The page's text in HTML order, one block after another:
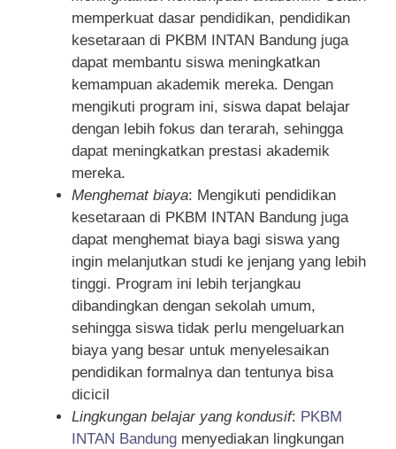
memperkuat dasar pendidikan, pendidikan
kesetaraan di PKBM INTAN Bandung juga
dapat membantu siswa meningkatkan
kemampuan akademik mereka. Dengan
mengikuti program ini, siswa dapat belajar
dengan lebih fokus dan terarah, sehingga
dapat meningkatkan prestasi akademik
mereka.
Menghemat biaya: Mengikuti pendidikan
kesetaraan di PKBM INTAN Bandung juga
dapat menghemat biaya bagi siswa yang
ingin melanjutkan studi ke jenjang yang lebih
tinggi. Program ini lebih terjangkau
dibandingkan dengan sekolah umum,
sehingga siswa tidak perlu mengeluarkan
biaya yang besar untuk menyelesaikan
pendidikan formalnya dan tentunya bisa
dicicil
Lingkungan belajar yang kondusif: PKBM
INTAN Bandung menyediakan lingkungan